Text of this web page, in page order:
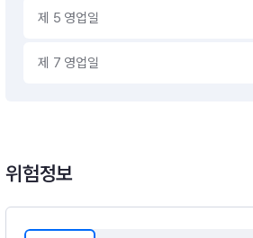
제 5 영업일
제 7 영업일
위험정보